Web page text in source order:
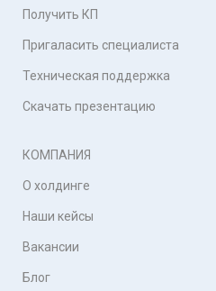
Получить КП
Пригаласить специалиста
Техническая поддержка
Скачать презентацию
КОМПАНИЯ
О холдинге
Наши кейсы
Вакансии
Блог